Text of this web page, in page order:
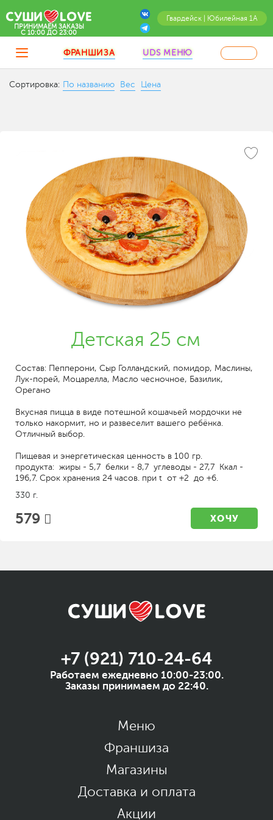
Гвардейск | Юбилейная 1А
ПРИНИМАЕМ ЗАКАЗЫ
C 10:00 ДО 23:00
ФРАНШИЗА UDS МЕНЮ
Сортировка: По названию Вес Цена
Детская 25 см
Состав: Пепперони, Сыр Голландский, помидор, Маслины,
Лук-порей, Моцарелла, Масло чесночное, Базилик,
Орегано
Вкусная пицца в виде потешной кошачьей мордочки не
только накормит, но и развеселит вашего ребёнка.
Отличный выбор.
Пищевая и энергетическая ценность в 100 гр.
продукта: жиры - 5,7 белки - 8,7 углеводы - 27,7 Ккал -
196,7. Срок хранения 24 часов. при t от +2 до +6.
330 г.
579 ХОЧУ
+7 (921) 710-24-64
Работаем ежедневно 10:00-23:00.
Заказы принимаем до 22:40.
Меню
Франшиза
Магазины
Доставка и оплата
Акции